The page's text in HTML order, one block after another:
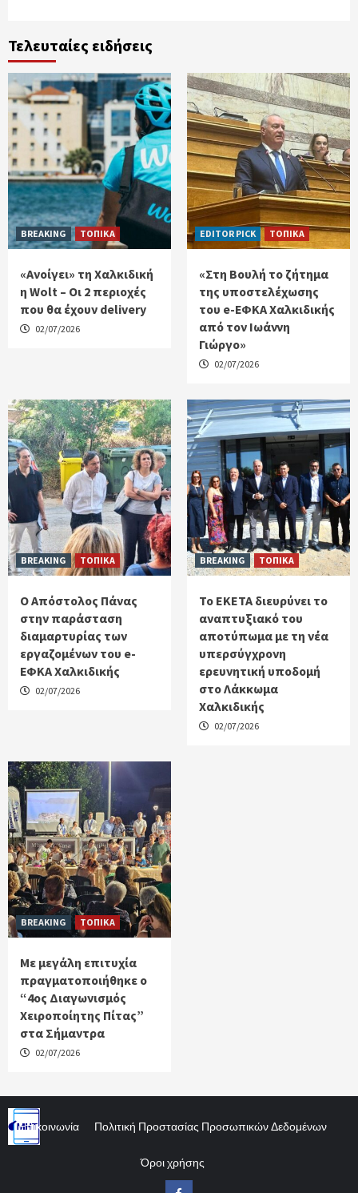
Τελευταίες ειδήσεις
BREAKING ΤΟΠΙΚΑ
«Ανοίγει» τη Χαλκιδική
η Wolt – Οι 2 περιοχές
που θα έχουν delivery
02/07/2026
EDITOR PICK ΤΟΠΙΚΑ
«Στη Βουλή το ζήτημα
της υποστελέχωσης
του e-ΕΦΚΑ Χαλκιδικής
από τον Ιωάννη
Γιώργο»
02/07/2026
BREAKING ΤΟΠΙΚΑ
Ο Απόστολος Πάνας
στην παράσταση
διαμαρτυρίας των
εργαζομένων του e-
ΕΦΚΑ Χαλκιδικής
02/07/2026
BREAKING ΤΟΠΙΚΑ
Το ΕΚΕΤΑ διευρύνει το
αναπτυξιακό του
αποτύπωμα με τη νέα
υπερσύγχρονη
ερευνητική υποδομή
στο Λάκκωμα
Χαλκιδικής
02/07/2026
BREAKING ΤΟΠΙΚΑ
Με μεγάλη επιτυχία
πραγματοποιήθηκε ο
“4ος Διαγωνισμός
Χειροποίητης Πίτας”
στα Σήμαντρα
02/07/2026
Επικοινωνία Πολιτική Προστασίας Προσωπικών Δεδομένων
Όροι χρήσης